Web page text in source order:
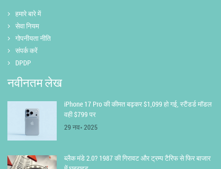
हमारे बारे में
सेवा नियम
गोपनीयता नीति
संपर्क करें
DPDP
नवीनतम लेख
iPhone 17 Pro की कीमत बढ़कर $1,099 हो गई, स्टैंडर्ड मॉडल
वही $799 पर
29 नव॰ 2025
ब्लैक मंडे 2.0? 1987 की गिरावट और ट्रम्प टैरिफ से फिर बाजार